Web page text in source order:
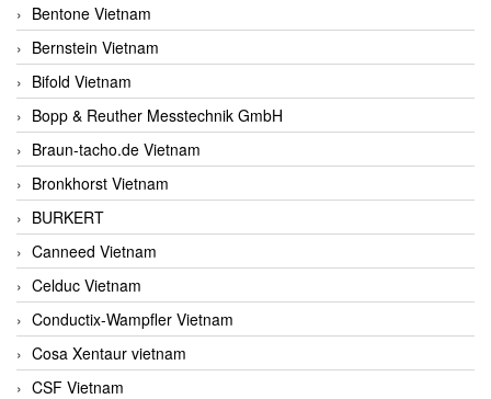
Bentone Vietnam
Bernstein Vietnam
Bifold Vietnam
Bopp & Reuther Messtechnik GmbH
Braun-tacho.de Vietnam
Bronkhorst Vietnam
BURKERT
Canneed Vietnam
Celduc Vietnam
Conductix-Wampfler Vietnam
Cosa Xentaur vietnam
CSF Vietnam